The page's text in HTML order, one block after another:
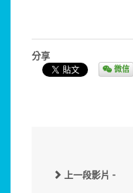
分享
微信
上一段影片 -